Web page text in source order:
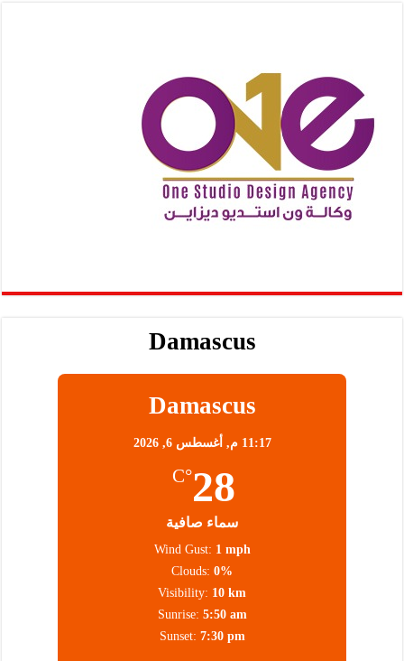
Damascus
Damascus
11:17 م, أغسطس 6, 2026
28
°C
سماء صافية
Wind Gust: 1 mph
Clouds: 0%
Visibility: 10 km
Sunrise: 5:50 am
Sunset: 7:30 pm